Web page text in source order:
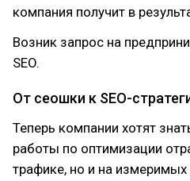
компания получит в
Возник запрос на
SEO.
От сеошки к SEO-
Теперь компании хотят
работы по оптимизации
трафике, но и на измеримых